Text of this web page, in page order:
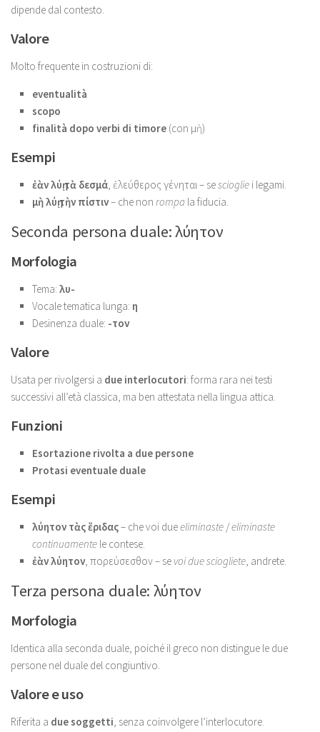
dipende dal contesto.
Valore
Molto frequente in costruzioni di:
eventualità
scopo
finalità dopo verbi di timore (con μὴ)
Esempi
ἐὰν λύῃ τὰ δεσμά , ἐλεύθερος γένηται – sescioglie i legami.
μὴ λύῃ τὴν πίστιν– che non rompa la fiducia.
Seconda persona duale: λύητον
Morfologia
Tema: λυ-
Vocale tematica lunga: η
Desinenza duale: -τον
Valore
Usata per rivolgersi a due interlocutori: forma rara nei testi
successivi all’età classica, ma ben attestata nella lingua attica.
Funzioni
Esortazione rivolta a due persone
Protasi eventuale duale
Esempi
λύητον τὰς ἔριδας– che voi dueeliminaste /eliminaste
continuamente le contese.
ἐὰν λύητον , πορεύσεσθον – se voi due sciogliete , andrete.
Terza persona duale: λύητον
Morfologia
Identica alla seconda duale, poiché il greco non distingue le due
persone nel duale del congiuntivo.
Valore e uso
Riferita a due soggetti , senza coinvolgere l’interlocutore.